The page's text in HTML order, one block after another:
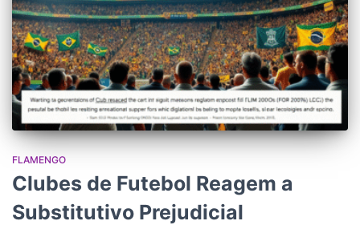
FLAMENGO
Clubes de Futebol Reagem a
Substitutivo Prejudicial